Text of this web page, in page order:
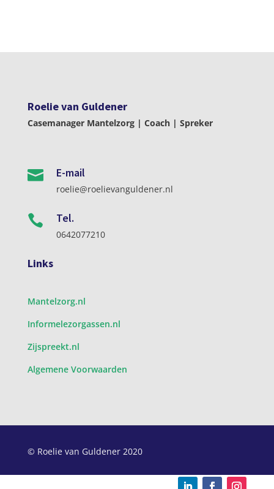
Roelie van Guldener
Casemanager Mantelzorg | Coach | Spreker
 E-mail
roelie@roelievanguldener.nl
 Tel.
0642077210
Links
Mantelzorg.nl
Informelezorgassen.nl
Zijspreekt.nl
Algemene Voorwaarden
© Roelie van Guldener 2020